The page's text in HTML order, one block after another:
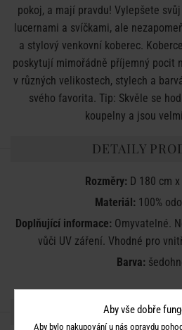
pokoj, a mají pravdu! Vylepšete
lucernami a svíčkami, ale
a stylový venkovní koberec.
poskytují mimořádně příjemný pocit
v různých velikostech, stylech a
svého favorita. Tip: Skvěle se
koupelny a jsou
DETAILY
Rozměry: D 180 cm
Materiál:100%
Doplňující informace:Omyvatelné.
vůči UV záření. Vhodné pro
Barva:
SDÍLEJTE S
Aby vše dobře
Aby bylo nakupování u nás opravdu